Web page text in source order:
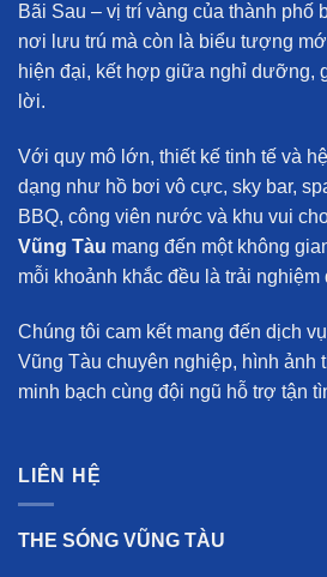
Bãi Sau – vị trí vàng của thành phố
nơi lưu trú mà còn là biểu tượng
hiện đại, kết hợp giữa nghỉ dưỡng,
lời.
Với quy mô lớn, thiết kế tinh tế và
dạng như hồ bơi vô cực, sky bar,
BBQ, công viên nước và khu vui
Vũng Tàu mang đến một không
mỗi khoảnh khắc đều là trải nghiệm
Chúng tôi cam kết mang đến dịch
Vũng Tàu chuyên nghiệp, hình ảnh
minh bạch cùng đội ngũ hỗ trợ tận
LIÊN HỆ
THE SÓNG VŨNG TÀU